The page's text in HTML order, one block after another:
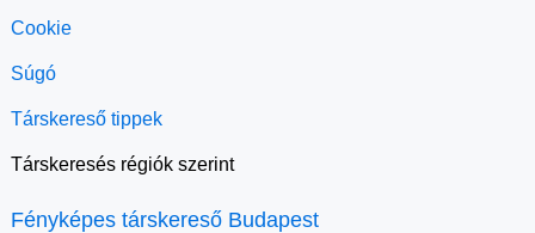
Cookie
Súgó
Társkereső tippek
Társkeresés régiók szerint
Fényképes társkereső Budapest